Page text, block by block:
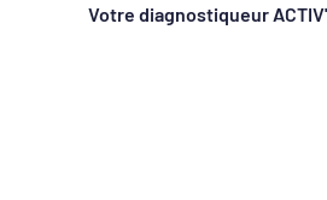
Votre diagnostiqueur